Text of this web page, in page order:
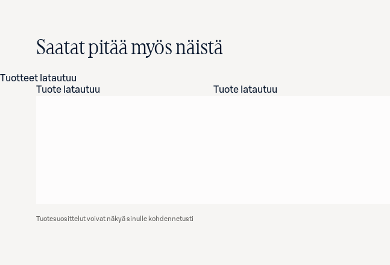
Saatat pitää myös näistä
Tuotteet latautuu
Tuote latautuu
Tuote latautuu
Tuotesuosittelut voivat näkyä sinulle kohdennetusti